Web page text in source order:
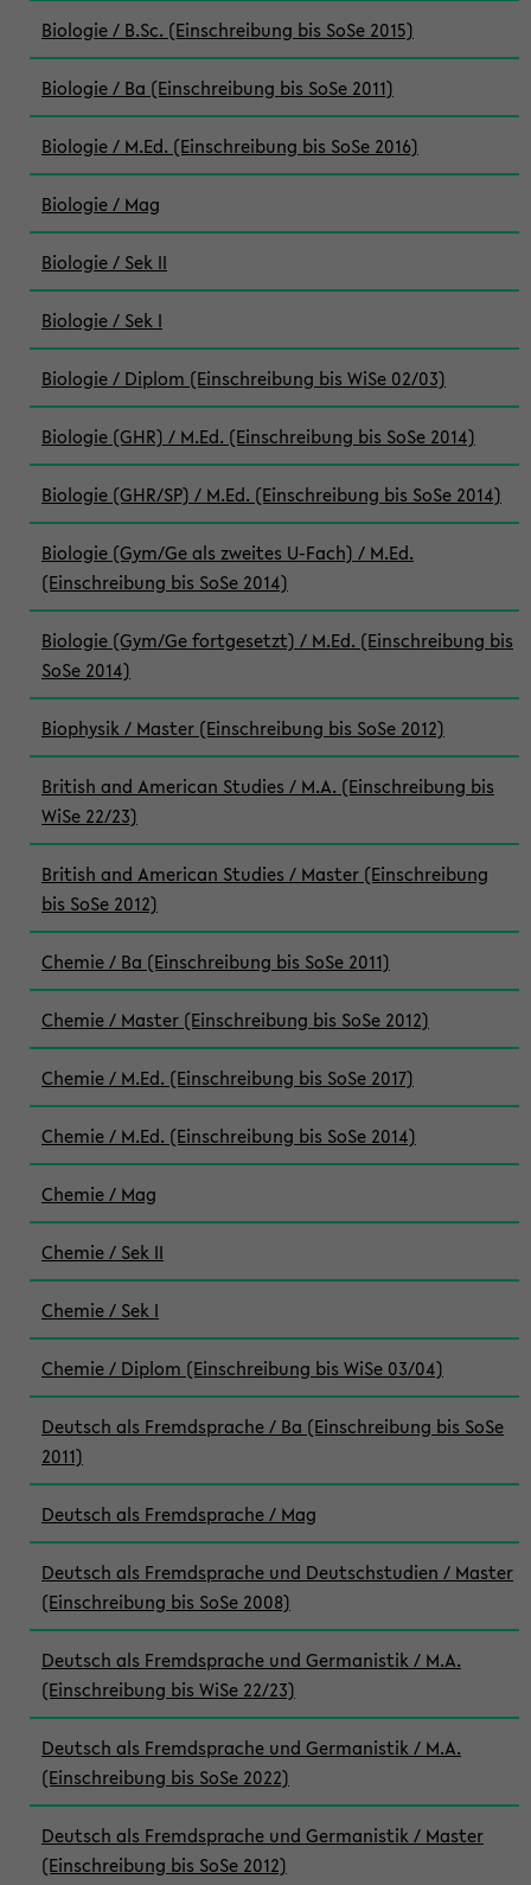
Biologie / B.Sc. (Einschreibung bis SoSe 2015)
Biologie / Ba (Einschreibung bis SoSe 2011)
Biologie / M.Ed. (Einschreibung bis SoSe 2016)
Biologie / Mag
Biologie / Sek II
Biologie / Sek I
Biologie / Diplom (Einschreibung bis WiSe 02/03)
Biologie (GHR) / M.Ed. (Einschreibung bis SoSe 2014)
Biologie (GHR/SP) / M.Ed. (Einschreibung bis SoSe 2014)
Biologie (Gym/Ge als zweites U-Fach) / M.Ed.
(Einschreibung bis SoSe 2014)
Biologie (Gym/Ge fortgesetzt) / M.Ed. (Einschreibung bis
SoSe 2014)
Biophysik / Master (Einschreibung bis SoSe 2012)
British and American Studies / M.A. (Einschreibung bis
WiSe 22/23)
British and American Studies / Master (Einschreibung
bis SoSe 2012)
Chemie / Ba (Einschreibung bis SoSe 2011)
Chemie / Master (Einschreibung bis SoSe 2012)
Chemie / M.Ed. (Einschreibung bis SoSe 2017)
Chemie / M.Ed. (Einschreibung bis SoSe 2014)
Chemie / Mag
Chemie / Sek II
Chemie / Sek I
Chemie / Diplom (Einschreibung bis WiSe 03/04)
Deutsch als Fremdsprache / Ba (Einschreibung bis SoSe
2011)
Deutsch als Fremdsprache / Mag
Deutsch als Fremdsprache und Deutschstudien / Master
(Einschreibung bis SoSe 2008)
Deutsch als Fremdsprache und Germanistik / M.A.
(Einschreibung bis WiSe 22/23)
Deutsch als Fremdsprache und Germanistik / M.A.
(Einschreibung bis SoSe 2022)
Deutsch als Fremdsprache und Germanistik / Master
(Einschreibung bis SoSe 2012)